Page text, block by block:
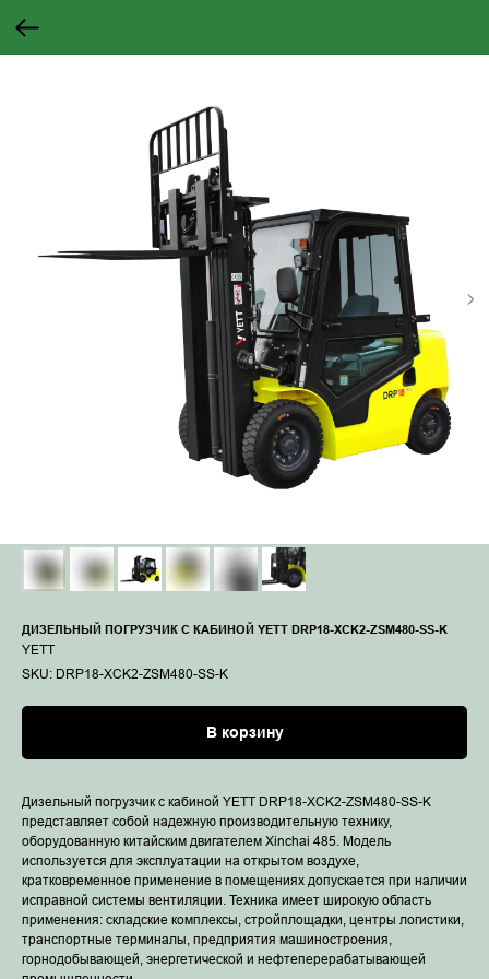
ДИЗЕЛЬНЫЙ ПОГРУЗЧИК С КАБИНОЙ YETT DRP18-XCK2-ZSM480-SS-K
YETT
SKU: DRP18-XCK2-ZSM480-SS-K
В корзину
Дизельный погрузчик с кабиной YETT DRP18-XCK2-ZSM480-SS-K
представляет собой надежную производительную технику,
оборудованную китайским двигателем Xinchai 485. Модель
используется для эксплуатации на открытом воздухе,
кратковременное применение в помещениях допускается при наличии
исправной системы вентиляции. Техника имеет широкую область
применения: складские комплексы, стройплощадки, центры логистики,
транспортные терминалы, предприятия машиностроения,
горнодобывающей, энергетической и нефтеперерабатывающей